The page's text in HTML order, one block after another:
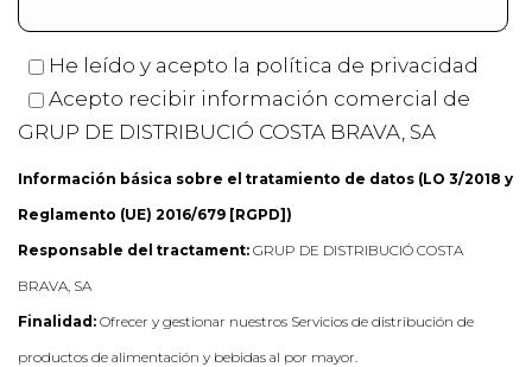
He leído y acepto la política de privacidad
Acepto recibir información comercial de
GRUP DE DISTRIBUCIÓ COSTA BRAVA, SA
Información básica sobre el tratamiento de datos (LO 3/2018 y
Reglamento (UE) 2016/679 [RGPD])
Responsable del tractament: GRUP DE DISTRIBUCIÓ COSTA
BRAVA, SA
Finalidad: Ofrecer y gestionar nuestros Servicios de distribución de
productos de alimentación y bebidas al por mayor.